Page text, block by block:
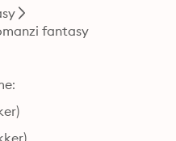
fantasy